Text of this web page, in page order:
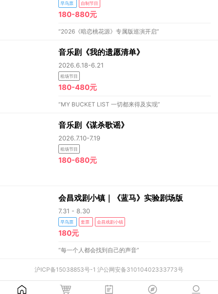
早鸟票 自制节目
180-880元
“2026《暗恋桃花源》专属版巡演开启”
音乐剧《我的遗愿清单》
2026.6.18-6.21
租场节目
180-480元
“MY BUCKET LIST 一切都来得及实现”
音乐剧《谋杀歌谣》
2026.7.10-7.19
租场节目
180-680元
会昌戏剧小镇｜《蓝马》实验剧场版
7.31 - 8.30
早鸟票 套票 会昌戏剧小镇
180元
“每一个人都会找到自己的声音”
沪ICP备15038853号-1 沪公网安备31010402333773号